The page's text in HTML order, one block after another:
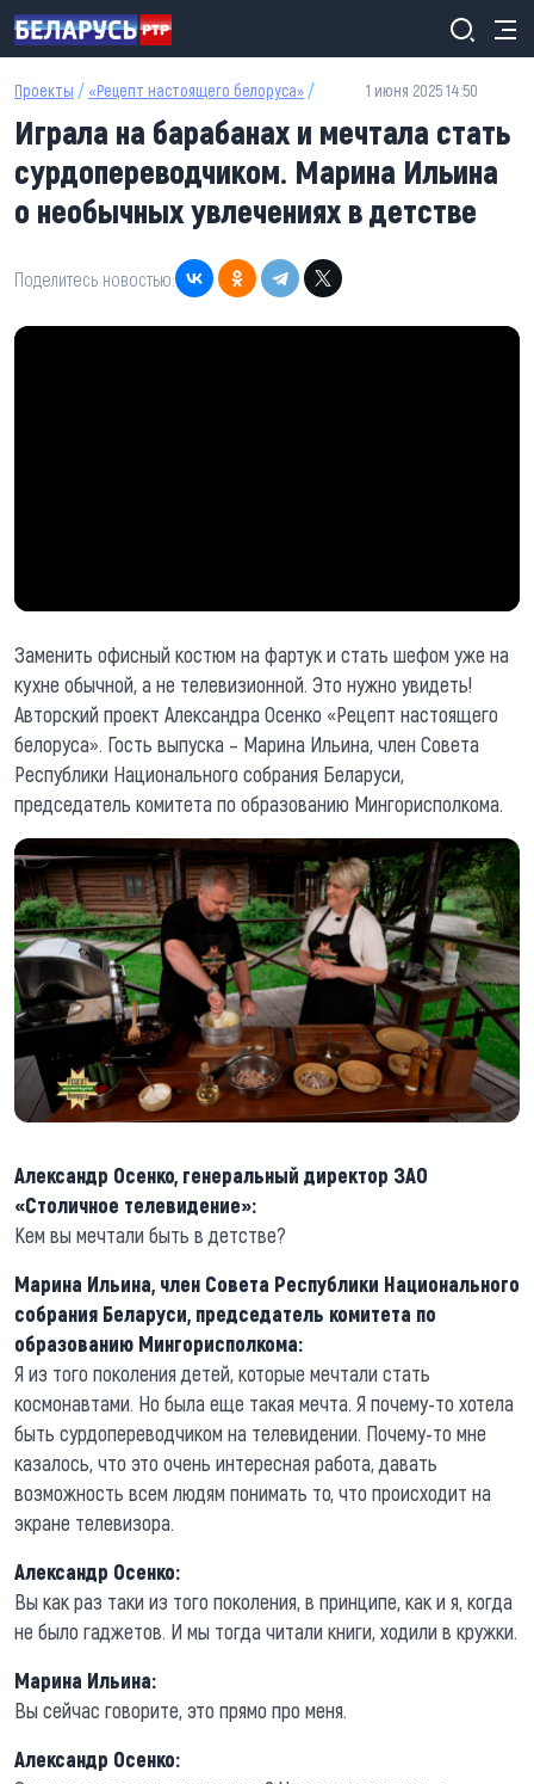
Перейти к основному содержанию
Проекты / «Рецепт настоящего белоруса» / 1 июня 2025 14:50
Играла на барабанах и мечтала стать
сурдопереводчиком. Марина Ильина
о необычных увлечениях в детстве
Поделитесь новостью:
Заменить офисный костюм на фартук и стать шефом уже на
кухне обычной, а не телевизионной. Это нужно увидеть!
Авторский проект Александра Осенко «Рецепт настоящего
белоруса». Гость выпуска – Марина Ильина, член Совета
Республики Национального собрания Беларуси,
председатель комитета по образованию Мингорисполкома.
Александр Осенко, генеральный директор ЗАО
«Столичное телевидение»:
Кем вы мечтали быть в детстве?
Марина Ильина, член Совета Республики Национального
собрания Беларуси, председатель комитета по
образованию Мингорисполкома:
Я из того поколения детей, которые мечтали стать
космонавтами. Но была еще такая мечта. Я почему-то хотела
быть сурдопереводчиком на телевидении. Почему-то мне
казалось, что это очень интересная работа, давать
возможность всем людям понимать то, что происходит на
экране телевизора.
Александр Осенко:
Вы как раз таки из того поколения, в принципе, как и я, когда
не было гаджетов. И мы тогда читали книги, ходили в кружки.
Марина Ильина:
Вы сейчас говорите, это прямо про меня.
Александр Осенко: